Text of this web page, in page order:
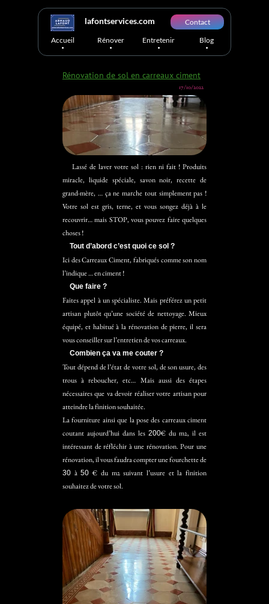
Blog
Rénovation de sol en carreaux ciment
17/10/2022
Rénovation de sol en carreaux ciment
Lassé de laver votre sol : rien ni fait ! Produits
miracle, liquide spéciale, savon noir, recette de
grand-mère, … ça ne marche tout simplement pas !
Votre sol est gris, terne, et vous songez déjà à le
recouvrir… mais STOP, vous pouvez faire quelques
choses !
Tout d’abord c’est quoi ce sol ?
Ici des Carreaux Ciment, fabriqués comme son nom
l’indique … en ciment !
Que faire ?
Faites appel à un spécialiste. Mais préférez un petit
artisan plutôt qu’une société de nettoyage. Mieux
équipé, et habitué à la rénovation de pierre, il sera
vous conseiller sur l’entretien de vos carreaux.
Combien ça va me couter ?
Tout dépend de l’état de votre sol, de son usure, des
trous à reboucher, etc… Mais aussi des étapes
nécessaires que va devoir réaliser votre artisan pour
atteindre la finition souhaitée.
La fourniture ainsi que la pose des carreaux ciment
coutant aujourd’hui dans les 200€ du m2, il est
intéressant de réfléchir à une rénovation. Pour une
rénovation, il vous faudra compter une fourchette de
30 à50 € du m2 suivant l’usure et la finition
souhaitez de votre sol.
lafontservices.com
.
Accueil .
Rénover .
Entretenir .
Blog
Contact